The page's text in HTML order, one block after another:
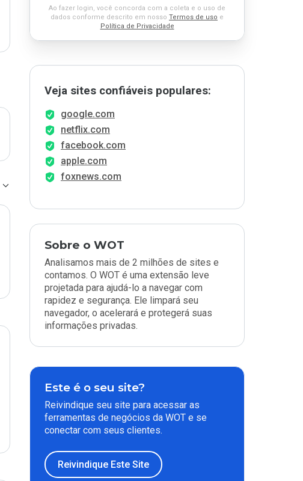
Ao fazer login, você concorda com a coleta e o uso de
dados conforme descrito em nosso Termos de uso e
Política de Privacidade
Veja sites confiáveis populares:
google.com
netflix.com
facebook.com
apple.com
foxnews.com
Sobre o WOT
Analisamos mais de 2 milhões de sites e
contamos. O WOT é uma extensão leve
projetada para ajudá-lo a navegar com
rapidez e segurança. Ele limpará seu
navegador, o acelerará e protegerá suas
informações privadas.
Este é o seu site?
Reivindique seu site para acessar as
ferramentas de negócios da WOT e se
conectar com seus clientes.
Reivindique Este Site